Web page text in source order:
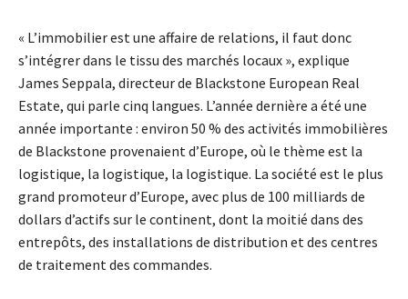
« L’immobilier est une affaire de relations, il faut donc
s’intégrer dans le tissu des marchés locaux », explique
James Seppala, directeur de Blackstone European Real
Estate, qui parle cinq langues. L’année dernière a été une
année importante : environ 50 % des activités immobilières
de Blackstone provenaient d’Europe, où le thème est la
logistique, la logistique, la logistique. La société est le plus
grand promoteur d’Europe, avec plus de 100 milliards de
dollars d’actifs sur le continent, dont la moitié dans des
entrepôts, des installations de distribution et des centres
de traitement des commandes.